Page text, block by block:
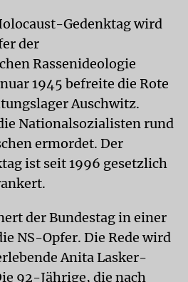
Gedenktag wird
der
Rassenideologie
1945 befreite die Rote
Auschwitz.
Nationalsozialisten rund
ermordet. Der
ist seit 1996 gesetzlich
der Bundestag in einer
NS-Opfer. Die Rede wird
Anita Lasker-
92-Jährige, die nach